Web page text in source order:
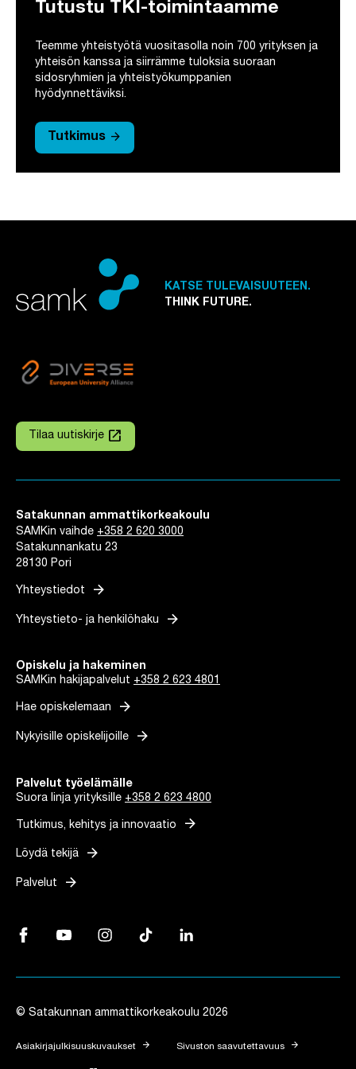
Tutustu TKI-toimintaamme
Teemme yhteistyötä vuositasolla noin 700 yrityksen ja
yhteisön kanssa ja siirrämme tuloksia suoraan
sidosryhmien ja yhteistyökumppanien
hyödynnettäviksi.
Tutkimus arrow_forward
KATSE TULEVAISUUTEEN.
THINK FUTURE.
Tilaa uutiskirje
Linkki avautuu uuteen välilehteen
launch
Satakunnan ammattikorkeakoulu
SAMKin vaihde +358 2 620 3000
Satakunnankatu 23
28130 Pori
Yhteystiedot arrow_forward
Yhteystieto- ja henkilöhaku arrow_forward
Opiskelu ja hakeminen
SAMKin hakijapalvelut +358 2 623 4801
Hae opiskelemaan arrow_forward
Nykyisille opiskelijoille arrow_forward
Palvelut työelämälle
Suora linja yrityksille +358 2 623 4800
Tutkimus, kehitys ja innovaatio arrow_forward
Löydä tekijä arrow_forward
Palvelut arrow_forward
Facebook, Linkki avautuu uuteen välilehteen
YouTube, Linkki avautuu uuteen välilehteen
Instagram, Linkki avautuu uuteen välilehteen
TikTok, Linkki avautuu uuteen välilehteen
LinkedIn, Linkki avautuu uuteen
© Satakunnan ammattikorkeakoulu 2026
Asiakirjajulkisuuskuvaukset arrow_forward Sivuston saavutettavuus arrow_forward